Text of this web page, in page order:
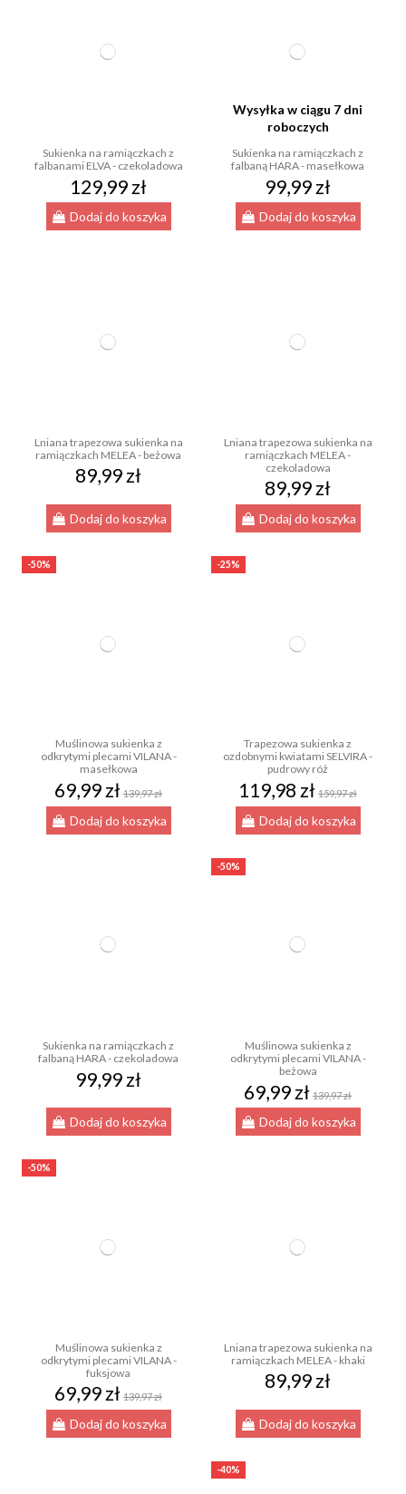
Sukienka na ramiączkach z
falbanami ELVA - czekoladowa
129,99 zł
Dodaj do koszyka
Wysyłka w ciągu 7 dni
roboczych
Sukienka na ramiączkach z
falbaną HARA - masełkowa
99,99 zł
Dodaj do koszyka
Lniana trapezowa sukienka na
ramiączkach MELEA - beżowa
89,99 zł
Dodaj do koszyka
Lniana trapezowa sukienka na
ramiączkach MELEA -
czekoladowa
89,99 zł
Dodaj do koszyka
-50%
Muślinowa sukienka z
odkrytymi plecami VILANA -
masełkowa
69,99 zł 139,97 zł
Dodaj do koszyka
-25%
Trapezowa sukienka z
ozdobnymi kwiatami SELVIRA -
pudrowy róż
119,98 zł 159,97 zł
Dodaj do koszyka
Sukienka na ramiączkach z
falbaną HARA - czekoladowa
99,99 zł
Dodaj do koszyka
-50%
Muślinowa sukienka z
odkrytymi plecami VILANA -
beżowa
69,99 zł 139,97 zł
Dodaj do koszyka
-50%
Muślinowa sukienka z
odkrytymi plecami VILANA -
fuksjowa
69,99 zł 139,97 zł
Dodaj do koszyka
Lniana trapezowa sukienka na
ramiączkach MELEA - khaki
89,99 zł
Dodaj do koszyka
-40%